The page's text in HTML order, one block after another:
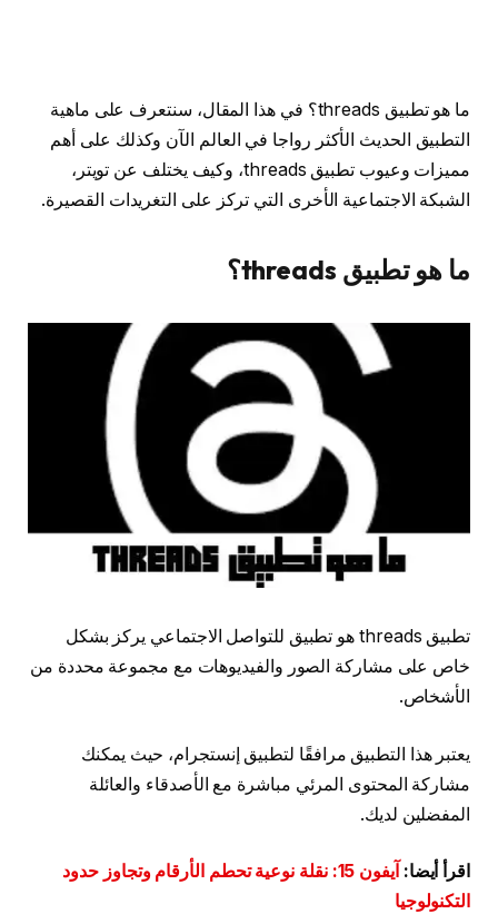
ما هو تطبيق threads؟ في هذا المقال، سنتعرف على ماهية
التطبيق الحديث الأكثر رواجا في العالم الآن وكذلك على أهم
مميزات وعيوب تطبيق threads، وكيف يختلف عن تويتر،
الشبكة الاجتماعية الأخرى التي تركز على التغريدات القصيرة.
ما هو تطبيق threads؟
تطبيق threads هو تطبيق للتواصل الاجتماعي يركز بشكل
خاص على مشاركة الصور والفيديوهات مع مجموعة محددة من
الأشخاص.
يعتبر هذا التطبيق مرافقًا لتطبيق إنستجرام، حيث يمكنك
مشاركة المحتوى المرئي مباشرة مع الأصدقاء والعائلة
المفضلين لديك.
اقرأ أيضا:
آيفون 15: نقلة نوعية تحطم الأرقام وتجاوز حدود
التكنولوجيا